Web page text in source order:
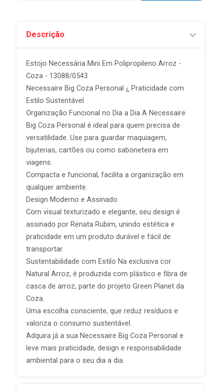
Descrição
Estojo Necessária Mini Em Polipropileno Arroz -
Coza - 13088/0543
Necessaire Big Coza Personal ¿ Praticidade com
Estilo Sustentável
Organização Funcional no Dia a Dia A Necessaire
Big Coza Personal é ideal para quem precisa de
versatilidade. Use para guardar maquiagem,
bijuterias, cartões ou como saboneteira em
viagens.
Compacta e funcional, facilita a organização em
qualquer ambiente.
Design Moderno e Assinado
Com visual texturizado e elegante, seu design é
assinado por Renata Rubim, unindo estética e
praticidade em um produto durável e fácil de
transportar.
Sustentabilidade com Estilo Na exclusiva cor
Natural Arroz, é produzida com plástico e fibra de
casca de arroz, parte do projeto Green Planet da
Coza.
Uma escolha consciente, que reduz resíduos e
valoriza o consumo sustentável.
Adquira já a sua Necessaire Big Coza Personal e
leve mais praticidade, design e responsabilidade
ambiental para o seu dia a dia.